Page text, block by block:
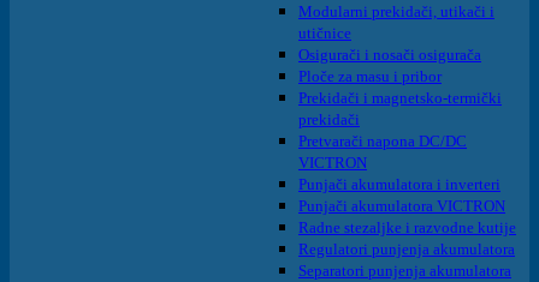
Modularni prekidači, utikači i
utičnice
Osigurači i nosači osigurača
Ploče za masu i pribor
Prekidači i magnetsko-termički
prekidači
Pretvarači napona DC/DC
VICTRON
Punjači akumulatora i inverteri
Punjači akumulatora VICTRON
Radne stezaljke i razvodne kutije
Regulatori punjenja akumulatora
Separatori punjenja akumulatora